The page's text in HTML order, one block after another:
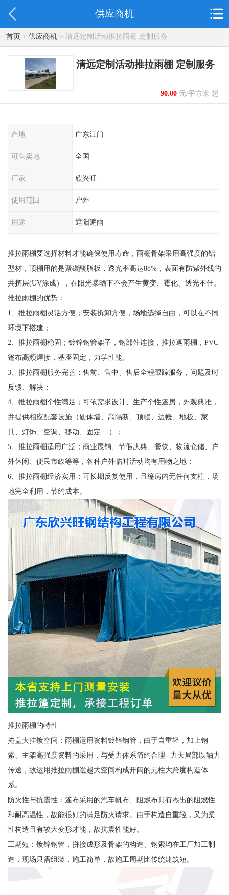
供应商机
首页> 供应商机> 清远定制活动推拉雨棚 定制服务
清远定制活动推拉雨棚 定制服务
90.00元/平方米 起
产地 广东江门
可售卖地 全国
厂家 欣兴旺
使用范围 户外
用途 遮阳避雨
推拉雨棚要选择材料才能确保使用寿命，雨棚骨架采用高强度的铝
型材，顶棚用的是聚碳酸脂板，透光率高达88%，表面有防紫外线的
共挤层(UV涂成），在阳光暴晒下不会产生黄变、霉化、透光不佳。
推拉雨棚的优势：
1、推拉雨棚灵活方便；安装拆卸方便，场地选择自由，可以在不同
环境下搭建；
2、推拉雨棚稳固；镀锌钢管架子，钢部件连接，推拉遮雨棚，PVC
篷布高频焊接，基座固定，力学性能。
3、推拉雨棚服务完善；售前、售中、售后全程跟踪服务，问题及时
反馈、解决；
4、推拉雨棚个性满足；可依需求设计、生产个性篷房，外观典雅，
并提供相应配套设施（硬体墙、高隔断、顶幔、边幔、地板、家
具、灯饰、空调、移动、固定....）；
5、推拉雨棚适用广泛；商业展销、节假庆典、餐饮、物流仓储、户
外休闲、便民市政等等，各种户外临时活动均有用物之地；
6、推拉雨棚经济实用；可长期反复使用，且篷房内无任何支柱，场
地完全利用，节约成本。
推拉雨棚的特性
掩盖大挂镀空间：雨棚运用资料镀锌钢管，由于自重轻，加上钢
索、主架高强度资料的采用，与受力体系简约合理--力大局部以轴力
传送，故运用推拉雨棚逾越大空间构成开阔的无柱大跨度构造体
系。
防火性与抗震性：篷布采用的汽车帆布、阻燃布具有杰出的阻燃性
和耐高温性，故能很好的满足防火请求。由于构造自重轻，又为柔
性构造且有较大变形才能，故抗震性能好。
工期短：镀锌钢管，拼接成形及骨架的构造、钢索均在工厂加工制
造，现场只需组装，施工简单，故施工周期比传统建筑短。